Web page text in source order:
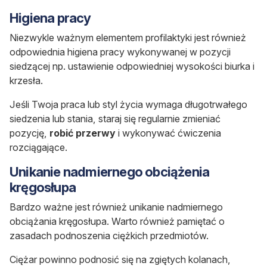
Higiena pracy
Niezwykle ważnym elementem profilaktyki jest również
odpowiednia higiena pracy wykonywanej w pozycji
siedzącej np. ustawienie odpowiedniej wysokości biurka i
krzesła.
Jeśli Twoja praca lub styl życia wymaga długotrwałego
siedzenia lub stania, staraj się regularnie zmieniać
pozycję, robić przerwy i wykonywać ćwiczenia
rozciągające.
Unikanie nadmiernego obciążenia
kręgosłupa
Bardzo ważne jest również unikanie nadmiernego
obciążania kręgosłupa. Warto również pamiętać o
zasadach podnoszenia ciężkich przedmiotów.
Ciężar powinno podnosić się na zgiętych kolanach,